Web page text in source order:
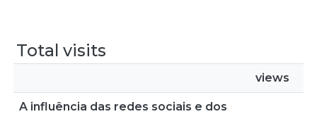
Total visits
views
A influência das redes sociais e dos